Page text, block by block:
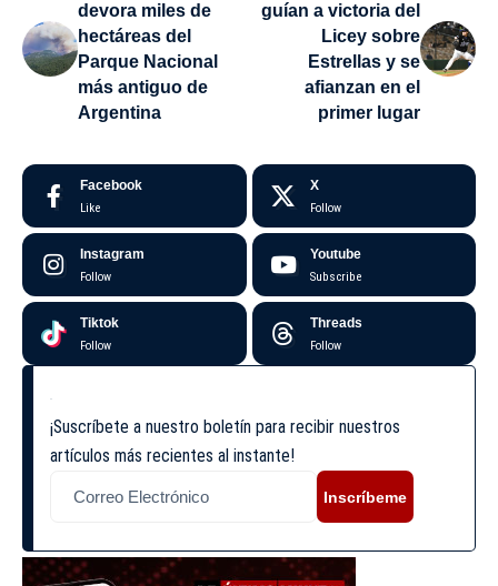
devora miles de
hectáreas del
Parque Nacional
más antiguo de
Argentina
guían a victoria del
Licey sobre
Estrellas y se
afianzan en el
primer lugar
Facebook
Like
X
Follow
Instagram
Follow
Youtube
Subscribe
Tiktok
Follow
Threads
Follow
¡Suscríbete a nuestro boletín para recibir nuestros
artículos más recientes al instante!
Inscríbeme